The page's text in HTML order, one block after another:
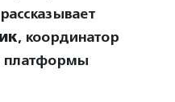
, координатор
платформы